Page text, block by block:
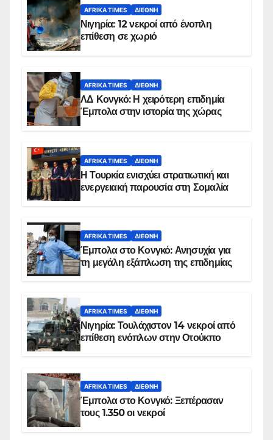
AFRIKA TIMES ΔΙΕΘΝΉ
Νιγηρία: 12 νεκροί από ένοπλη
επίθεση σε χωριό
AFRIKA TIMES ΔΙΕΘΝΉ
ΛΔ Κονγκό: Η χειρότερη επιδημία
Έμπολα στην ιστορία της χώρας
AFRIKA TIMES ΔΙΕΘΝΉ
Η Τουρκία ενισχύει στρατιωτική και
ενεργειακή παρουσία στη Σομαλία
AFRIKA TIMES ΔΙΕΘΝΉ
Έμπολα στο Κονγκό: Ανησυχία για
τη μεγάλη εξάπλωση της επιδημίας
AFRIKA TIMES ΔΙΕΘΝΉ
Νιγηρία: Τουλάχιστον 14 νεκροί από
επίθεση ενόπλων στην Οτούκπο
AFRIKA TIMES ΔΙΕΘΝΉ
Έμπολα στο Κονγκό: Ξεπέρασαν
τους 1.350 οι νεκροί